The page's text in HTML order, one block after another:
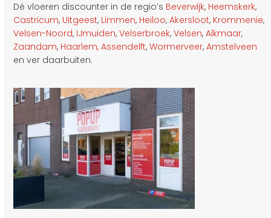
Dé vloeren discounter in de regio’s Beverwijk, Heemskerk,
Castricum, Uitgeest, Limmen, Heiloo,Akersloot, Krommenie,
Velsen-Noord, IJmuiden,Velserbroek,Velsen,Alkmaar,
Zaandam, Haarlem, Assendelft,Wormerveer,Amstelveen
en ver daarbuiten.